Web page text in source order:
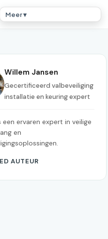
Meer ▾
Willem Jansen
Gecertificeerd valbeveiliging
installatie en keuring expert
een ervaren expert in veilige
en
AUTEUR